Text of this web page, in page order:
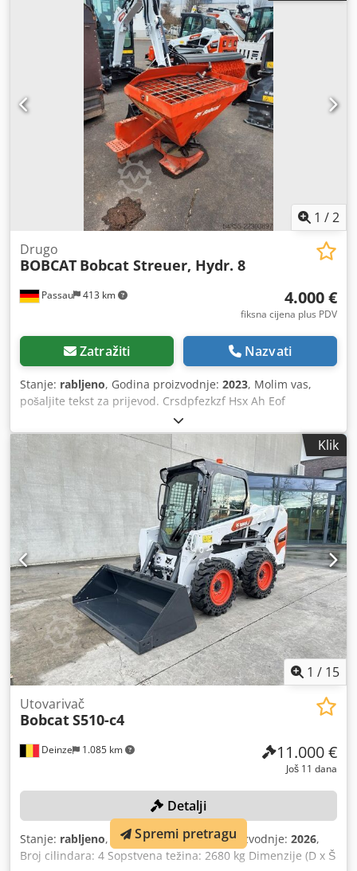
1 /2
Passau 413 km
Drugo
BOBCAT Bobcat Streuer, Hydr. 8
4.000 €
fiksna cijena plus PDV
Zatražiti Nazvati
Stanje: rabljeno, Godina proizvodnje: 2023, Molim vas,
pošaljite tekst za prijevod. Crsdpfezkzf Hsx Ah Eof
Klik
1 / 15
Deinze 1.085 km
Utovarivač
BobcatS510-c4
11.000 €
Još 11 dana
Detalji
Stanje: rabljeno, boja:drugo, Godina proizvodnje: 2026,
Broj cilindara: 4 Sopstvena težina: 2680 kg Dimenzije (D x Š
Spremi pretragu